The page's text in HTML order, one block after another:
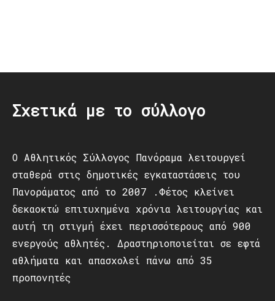
Σχετικά με το σύλλογο
Ο Αθλητικός Σύλλογος Πανόραμα λειτουργεί
σταθερά στις δημοτικές εγκαταστάσεις του
Πανοράματος από το 2007 .Φέτος κλείνει
δεκαοκτώ επιτυχημένα χρόνια λειτουργίας και
αυτή τη στιγμή έχει περισσότερους από 900
ενεργούς αθλητές. Δραστηριοποιείται σε εφτά
αθλήματα και απασχολεί πάνω από 35
προπονητές